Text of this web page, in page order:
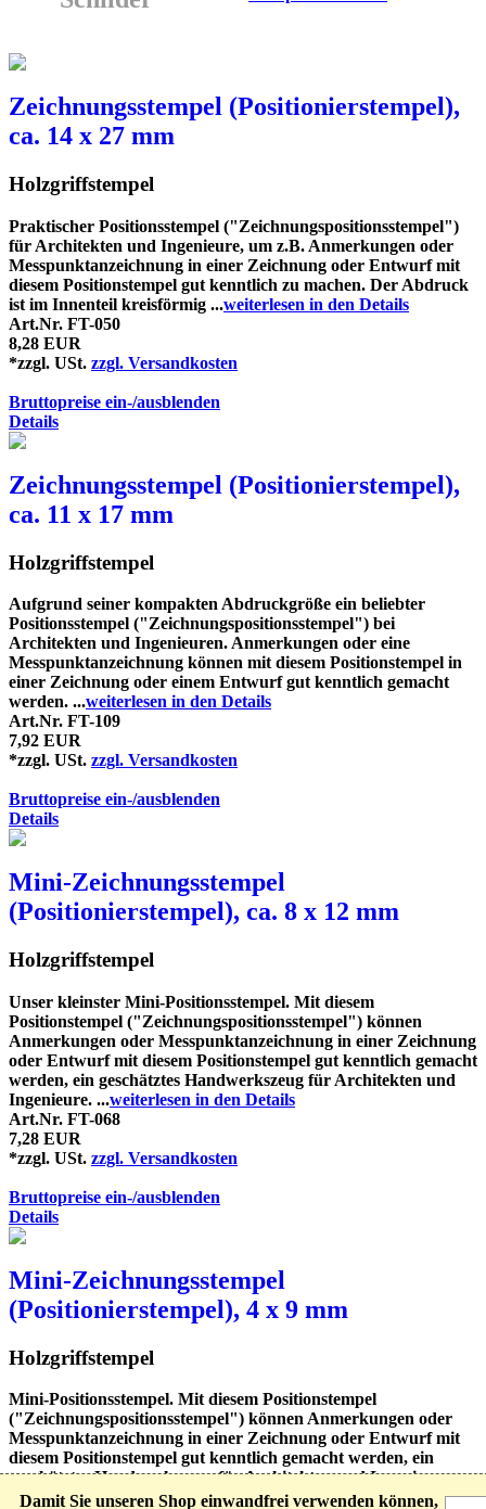
Zeichnungsstempel (Positionierstempel),
ca. 14 x 27 mm
Holzgriffstempel
Praktischer Positionsstempel ("Zeichnungspositionsstempel")
für Architekten und Ingenieure, um z.B. Anmerkungen oder
Messpunktanzeichnung in einer Zeichnung oder Entwurf mit
diesem Positionstempel gut kenntlich zu machen. Der Abdruck
ist im Innenteil kreisförmig ...weiterlesen in den Details
Art.Nr. FT-050
8,28 EUR
*zzgl. USt. zzgl. Versandkosten
Bruttopreise ein-/ausblenden
Details
Zeichnungsstempel (Positionierstempel),
ca. 11 x 17 mm
Holzgriffstempel
Aufgrund seiner kompakten Abdruckgröße ein beliebter
Positionsstempel ("Zeichnungspositionsstempel") bei
Architekten und Ingenieuren. Anmerkungen oder eine
Messpunktanzeichnung können mit diesem Positionstempel in
einer Zeichnung oder einem Entwurf gut kenntlich gemacht
werden. ...weiterlesen in den Details
Art.Nr. FT-109
7,92 EUR
*zzgl. USt. zzgl. Versandkosten
Bruttopreise ein-/ausblenden
Details
Mini-Zeichnungsstempel
(Positionierstempel), ca. 8 x 12 mm
Holzgriffstempel
Unser kleinster Mini-Positionsstempel. Mit diesem
Positionstempel ("Zeichnungspositionsstempel") können
Anmerkungen oder Messpunktanzeichnung in einer Zeichnung
oder Entwurf mit diesem Positionstempel gut kenntlich gemacht
werden, ein geschätztes Handwerkszeug für Architekten und
Ingenieure. ...weiterlesen in den Details
Art.Nr. FT-068
7,28 EUR
*zzgl. USt. zzgl. Versandkosten
Bruttopreise ein-/ausblenden
Details
Mini-Zeichnungsstempel
(Positionierstempel), 4 x 9 mm
Holzgriffstempel
Mini-Positionsstempel. Mit diesem Positionstempel
("Zeichnungspositionsstempel") können Anmerkungen oder
Messpunktanzeichnung in einer Zeichnung oder Entwurf mit
diesem Positionstempel gut kenntlich gemacht werden, ein
geschätztes Handwerkszeug für Architekten und Ingenieure.
Der Abdruck ...weiterlesen in den Details
Damit Sie unseren Shop einwandfrei verwenden können,